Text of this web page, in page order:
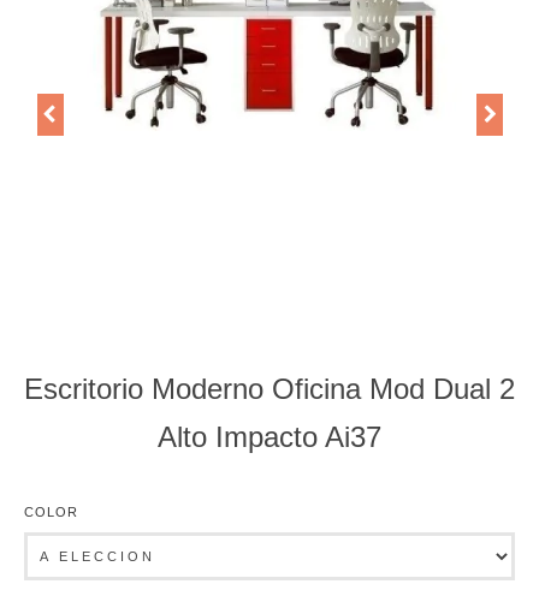
Escritorio Moderno Oficina Mod Dual 2
Alto Impacto Ai37
COLOR